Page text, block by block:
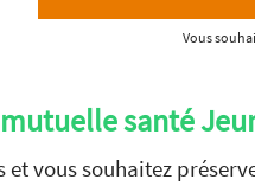
Vous
santé
et vous souhaitez